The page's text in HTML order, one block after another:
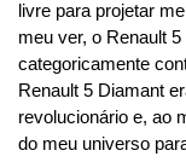
livre para projetar
meu ver, o Renault
categoricamente
Renault 5 Diamant
revolucionário e, ao
do meu universo